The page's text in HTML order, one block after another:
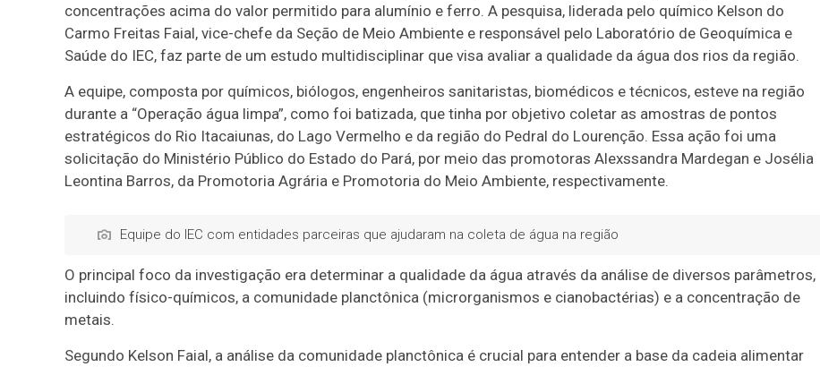
concentrações acima do valor permitido para alumínio e ferro. A pesquisa, liderada pelo químico Kelson do
Carmo Freitas Faial, vice-chefe da Seção de Meio Ambiente e responsável pelo Laboratório de Geoquímica e
Saúde do IEC, faz parte de um estudo multidisciplinar que visa avaliar a qualidade da água dos rios da região.
A equipe, composta por químicos, biólogos, engenheiros sanitaristas, biomédicos e técnicos, esteve na região
durante a “Operação água limpa”, como foi batizada, que tinha por objetivo coletar as amostras de pontos
estratégicos do Rio Itacaiunas, do Lago Vermelho e da região do Pedral do Lourenção. Essa ação foi uma
solicitação do Ministério Público do Estado do Pará, por meio das promotoras Alexssandra Mardegan e Josélia
Leontina Barros, da Promotoria Agrária e Promotoria do Meio Ambiente, respectivamente.
Equipe do IEC com entidades parceiras que ajudaram na coleta de água na região
O principal foco da investigação era determinar a qualidade da água através da análise de diversos parâmetros,
incluindo físico-químicos, a comunidade planctônica (microrganismos e cianobactérias) e a concentração de
metais.
Segundo Kelson Faial, a análise da comunidade planctônica é crucial para entender a base da cadeia alimentar